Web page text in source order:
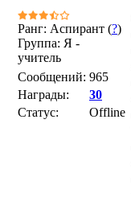
Ранг: Аспирант (?)
Группа: Я -
учитель
Сообщений: 965
Награды:
30
Статус:
Offline